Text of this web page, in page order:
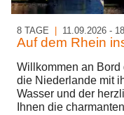
8 TAGE 11.09.2026 -
Auf dem Rhein
Willkommen an Bord
die Niederlande mit
Wasser und der
Ihnen die